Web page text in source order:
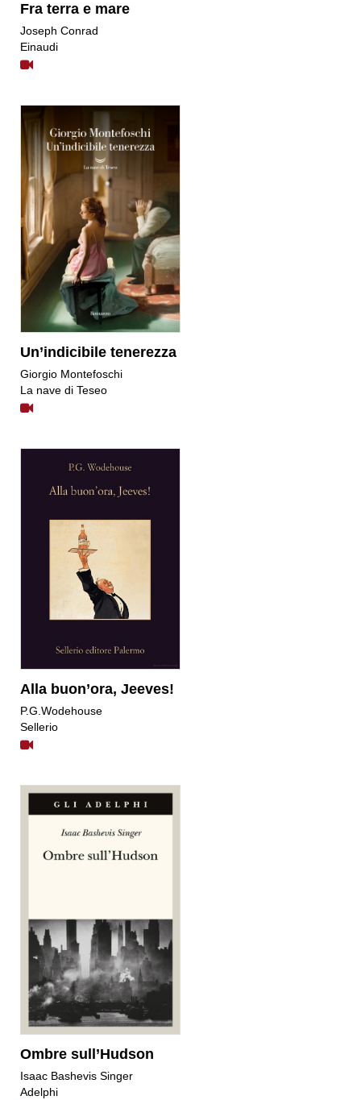
Fra terra e mare
​Joseph Conrad
Einaudi
Un’indicibile tenerezza
Giorgio Montefoschi
La nave di Teseo
Alla buon’ora, Jeeves!
P.G.Wodehouse
Sellerio
Ombre sull’Hudson
Isaac Bashevis Singer
Adelphi